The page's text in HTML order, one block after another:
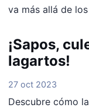
va más allá de
¡Sapos,
lagartos!
27 oct 2023
Descubre cómo